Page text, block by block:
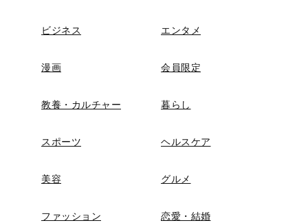
ビジネス エンタメ
漫画 会員限定
教養・カルチャー 暮らし
スポーツ ヘルスケア
美容 グルメ
ファッション 恋愛・結婚